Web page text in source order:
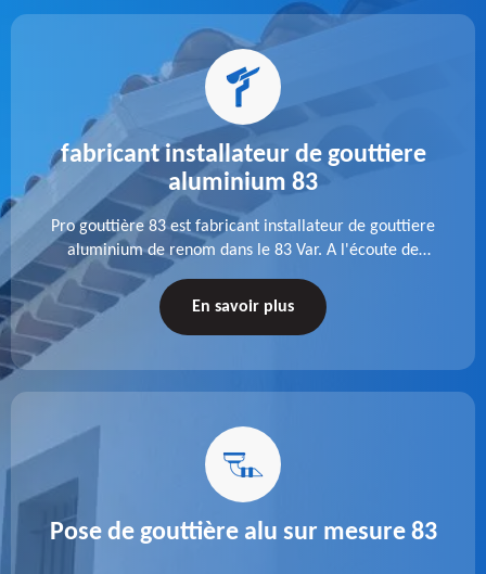
fabricant installateur de gouttiere
aluminium 83
Pro gouttière 83 est fabricant installateur de gouttiere
aluminium de renom dans le 83 Var. A l'écoute de
chaque besoin, notre équipe veille à réaliser des
gouttières performantes, durables et à la hauteur de
En savoir plus
Pose de gouttière alu sur mesure 83